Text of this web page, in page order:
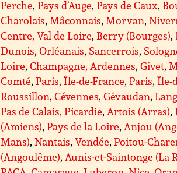
Perche,Pays d’Auge,Pays de Caux,
Charolais, Mâconnais, Morvan,
Centre, Val de Loire, Berry (Bourges),
Dunois,Orléanais, Sancerrois,
Loire,Champagne, Ardennes,Givet,
Comté,Paris, Île-de-France,Paris,Île-
Roussillon,Cévennes,Gévaudan,
Pas de Calais, Picardie, Artois (Arras),
(Amiens),Pays de la Loire, Anjou
Mans),Nantais,Vendée,Poitou-
(Angoulême), Aunis-et-Saintonge (La